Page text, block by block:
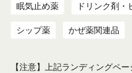
眠気止め薬 ドリンク剤・
シップ薬 かぜ薬関連品
【注意】上記ランディングペ